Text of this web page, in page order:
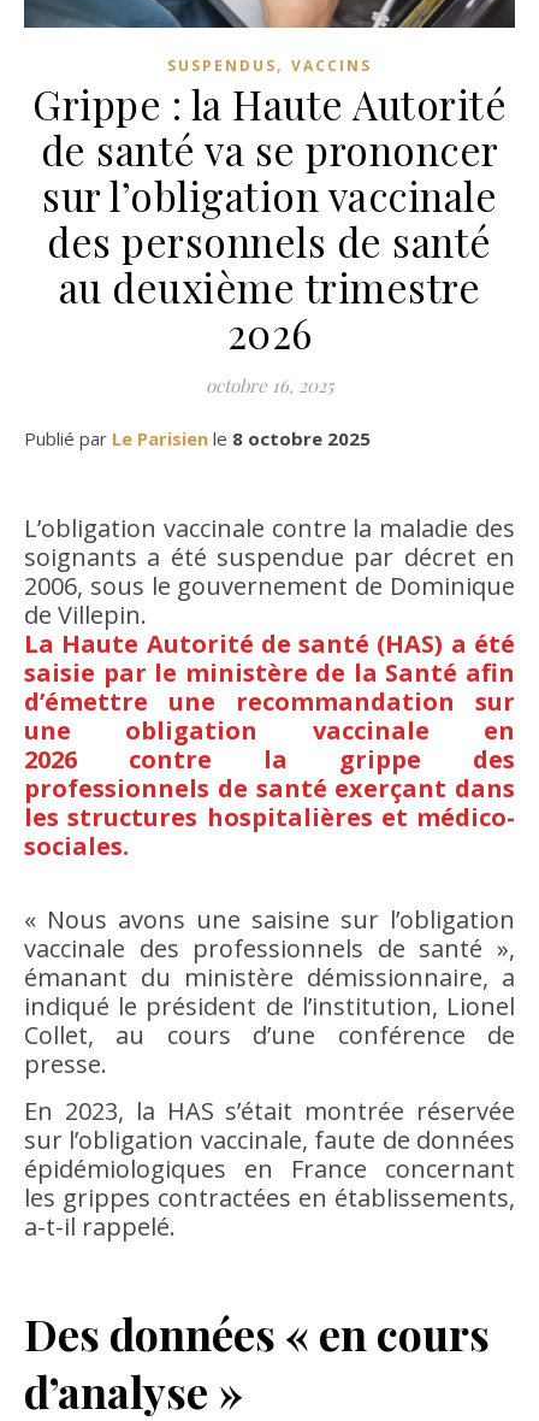
SUSPENDUS, VACCINS
Grippe : la Haute Autorité
de santé va se prononcer
sur l’obligation vaccinale
des personnels de santé
au deuxième trimestre
2026
octobre 16, 2025
Publié par Le Parisien le 8 octobre 2025
L’obligation vaccinale contre la maladie des
soignants a été suspendue par décret en
2006, sous le gouvernement de Dominique
de Villepin.
La Haute Autorité de santé (HAS) a été
saisie par le ministère de la Santé afin
d’émettre une recommandation sur
une obligation vaccinale en
2026 contre la grippe des
professionnels de santé exerçant dans
les structures hospitalières et médico-
sociales.
« Nous avons une saisine sur l’obligation
vaccinale des professionnels de santé »,
émanant du ministère démissionnaire, a
indiqué le président de l’institution, Lionel
Collet, au cours d’une conférence de
presse.
En 2023, la HAS s’était montrée réservée
sur l’obligation vaccinale, faute de données
épidémiologiques en France concernant
les grippes contractées en établissements,
a-t-il rappelé.
Des données « en cours
d’analyse »